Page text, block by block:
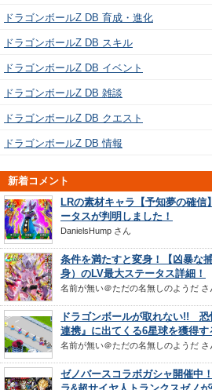
ドラゴンボールZ DB 育成・進化
ドラゴンボールZ DB スキル
ドラゴンボールZ DB イベント
ドラゴンボールZ DB 雑談
ドラゴンボールZ DB クエスト
ドラゴンボールZ DB 情報
新着コメント
LRの素材キャラ【予知夢の確信
ータスが判明しました！
DanielsHump さん
条件を満たすと変身！【凶暴な
身）のLV最大ステータス詳細！
名前が無い＠ただの名無しのようだ さ
ドラゴンボールが取れない!!
連携』に出てくる6星球を獲得す
名前が無い＠ただの名無しのようだ さ
ゼノバースコラボガシャ開催中